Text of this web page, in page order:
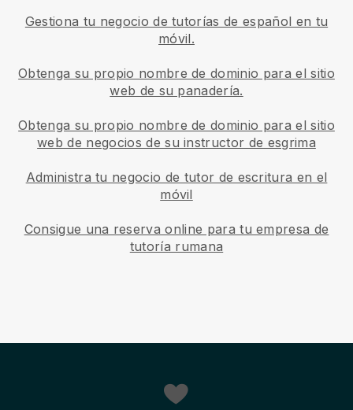
Gestiona tu negocio de tutorías de español en tu
móvil.
Obtenga su propio nombre de dominio para el sitio
web de su panadería.
Obtenga su propio nombre de dominio para el sitio
web de negocios de su instructor de esgrima
Administra tu negocio de tutor de escritura en el
móvil
Consigue una reserva online para tu empresa de
tutoría rumana